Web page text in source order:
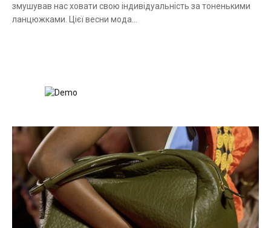
змушував нас ховати свою індивідуальність за тоненькими
ланцюжками. Цієї весни мода…